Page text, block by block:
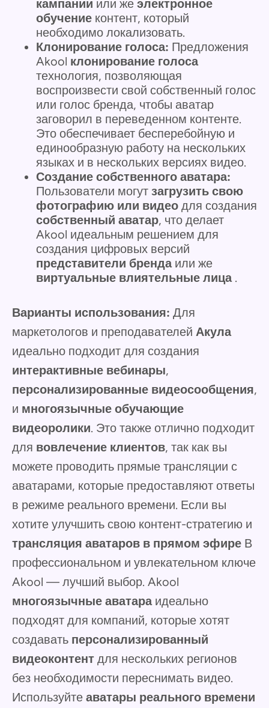
кампании или же электронное
обучение контент, который
необходимо локализовать.
Клонирование голоса: Предложения
Akool клонирование голоса
технология, позволяющая
воспроизвести свой собственный голос
или голос бренда, чтобы аватар
заговорил в переведенном контенте.
Это обеспечивает бесперебойную и
единообразную работу на нескольких
языках и в нескольких версиях видео.
Создание собственного аватара:
Пользователи могут загрузить свою
фотографию или видео для создания
собственный аватар, что делает
Akool идеальным решением для
создания цифровых версий
представители брендаили же
виртуальные влиятельные лица.
Варианты использования: Для
маркетологов и преподавателей Акула
идеально подходит для создания
интерактивные вебинары,
персонализированные видеосообщения,
и многоязычные обучающие
видеоролики. Это также отлично подходит
для вовлечение клиентов, так как вы
можете проводить прямые трансляции с
аватарами, которые предоставляют ответы
в режиме реального времени. Если вы
хотите улучшить свою контент-стратегию и
трансляция аватаров в прямом эфире В
профессиональном и увлекательном ключе
Akool — лучший выбор. Akool
многоязычные аватараидеально
подходят для компаний, которые хотят
создавать персонализированный
видеоконтент для нескольких регионов
без необходимости переснимать видео.
Используйте аватары реального времени